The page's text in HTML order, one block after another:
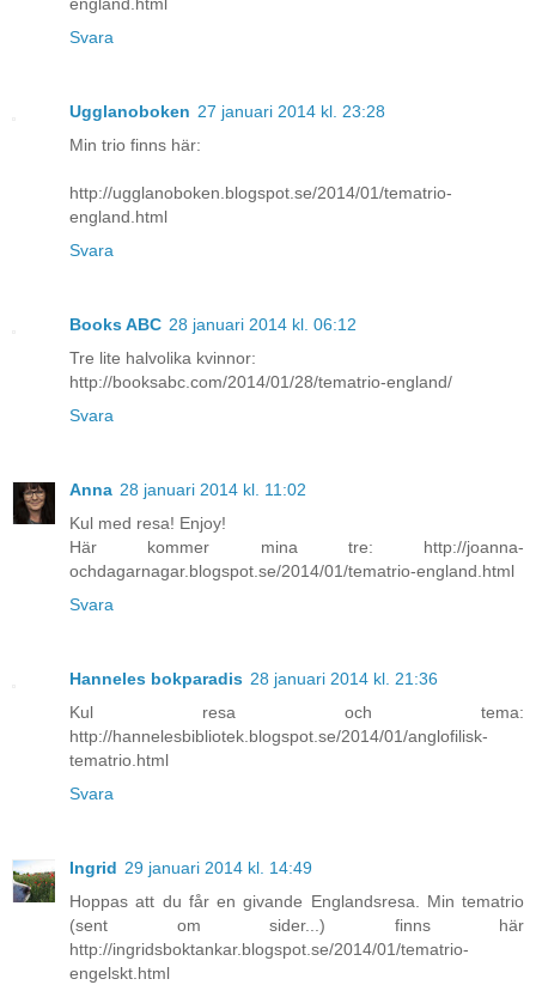
england.html
Svara
Ugglanoboken 27 januari 2014 kl. 23:28
Min trio finns här:
http://ugglanoboken.blogspot.se/2014/01/tematrio-
england.html
Svara
Books ABC 28 januari 2014 kl. 06:12
Tre lite halvolika kvinnor:
http://booksabc.com/2014/01/28/tematrio-england/
Svara
Anna 28 januari 2014 kl. 11:02
Kul med resa! Enjoy!
Här kommer mina tre: http://joanna-
ochdagarnagar.blogspot.se/2014/01/tematrio-england.html
Svara
Hanneles bokparadis 28 januari 2014 kl. 21:36
Kul resa och tema:
http://hannelesbibliotek.blogspot.se/2014/01/anglofilisk-
tematrio.html
Svara
Ingrid 29 januari 2014 kl. 14:49
Hoppas att du får en givande Englandsresa. Min tematrio
(sent om sider...) finns här
http://ingridsboktankar.blogspot.se/2014/01/tematrio-
engelskt.html